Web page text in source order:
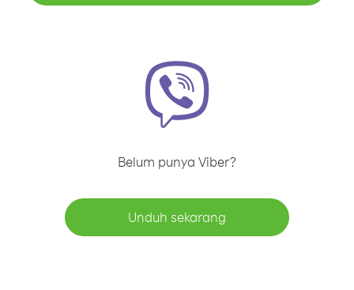
Belum punya Viber?
Unduh sekarang